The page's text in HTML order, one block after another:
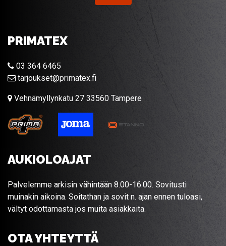
PRIMATEX
03 364 6465
tarjoukset@primatex.fi
Vehnämyllynkatu 27 33560 Tampere
AUKIOLOAJAT
Palvelemme arkisin vähintään 8.00-16.00. Sovitusti
muinakin aikoina. Soitathan ja sovit n. ajan ennen tuloasi,
vältyt odottamasta jos muita asiakkaita.
OTA YHTEYTTÄ